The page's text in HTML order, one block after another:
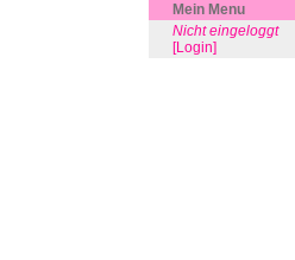
Mein Menu
Nicht eingeloggt
[Login]